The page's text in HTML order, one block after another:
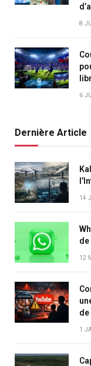
8
6
Dernière Article
14
12
1